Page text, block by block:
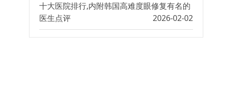
十大医院排行,内附韩国高难度眼修复有名的
医生点评
2026-02-02